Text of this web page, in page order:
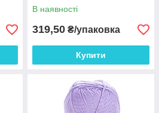
В наявності
319,50 ₴/упаковка
Купити